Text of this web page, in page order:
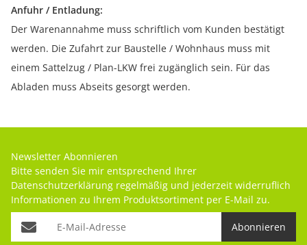
Anfuhr / Entladung:
Der Warenannahme muss schriftlich vom Kunden bestätigt
werden. Die Zufahrt zur Baustelle / Wohnhaus muss mit
einem Sattelzug / Plan-LKW frei zugänglich sein. Für das
Abladen muss Abseits gesorgt werden.
Newsletter Abonnieren
Bitte senden Sie mir entsprechend Ihrer
Datenschutzerklärung regelmäßig und jederzeit widerruflich
Informationen zu Ihrem Produktsortiment per E-Mail zu.
Abonnieren